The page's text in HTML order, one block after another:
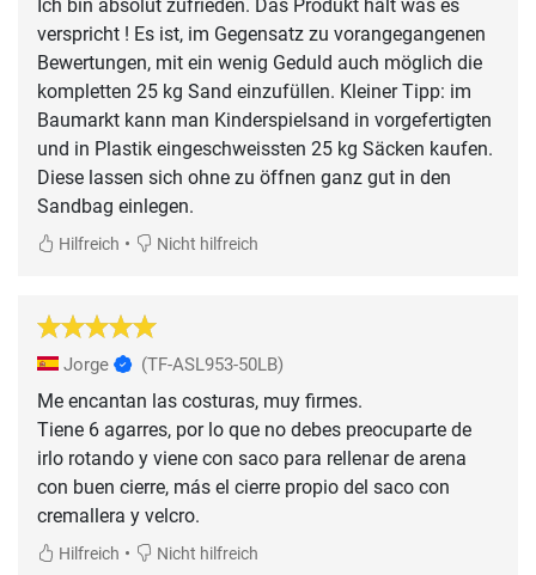
Ich bin absolut zufrieden. Das Produkt hält was es
verspricht ! Es ist, im Gegensatz zu vorangegangenen
Bewertungen, mit ein wenig Geduld auch möglich die
kompletten 25 kg Sand einzufüllen. Kleiner Tipp: im
Baumarkt kann man Kinderspielsand in vorgefertigten
und in Plastik eingeschweissten 25 kg Säcken kaufen.
Diese lassen sich ohne zu öffnen ganz gut in den
Sandbag einlegen.
Hilfreich • Nicht hilfreich
Jorge (TF-ASL953-50LB)
Me encantan las costuras, muy firmes.
Tiene 6 agarres, por lo que no debes preocuparte de
irlo rotando y viene con saco para rellenar de arena
con buen cierre, más el cierre propio del saco con
cremallera y velcro.
Hilfreich • Nicht hilfreich